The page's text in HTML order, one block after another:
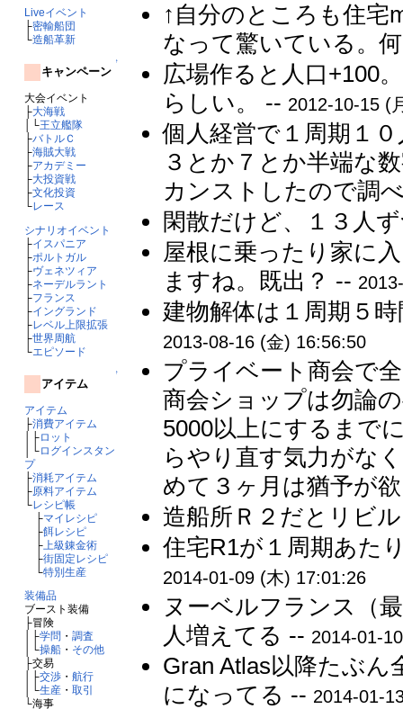
Liveイベント
├密輸船団
└造船革新
↑
キャンペーン
大会イベント
├大海戦
│└王立艦隊
├バトルＣ
├海賊大戦
├アカデミー
├大投資戦
├文化投資
└レース
シナリオイベント
├イスパニア
├ポルトガル
├ヴェネツィア
├ネーデルラント
├フランス
├イングランド
├レベル上限拡張
├世界周航
└エピソード
↑
アイテム
アイテム
├消費アイテム
│├ロット
│└ログインスタン
プ
├消耗アイテム
├原料アイテム
└レシピ帳
├マイレシピ
├餌レシピ
├上級錬金術
├街固定レシピ
└特別生産
装備品
ブースト装備
├冒険
│├学問 ・ 調査
│└操船・ その他
├交易
│├交渉・ 航行
│└生産・ 取引
└海事
↑自分のところも住宅
なって驚いている。
広場作ると人口+100
らしい。 -- 2012-10-15 (
個人経営で１周期１
３とか７とか半端な
カンストしたので調
閑散だけど、１３人
屋根に乗ったり家に
ますね。既出？ --
建物解体は１周期５
2013-08-16 (金) 16:56:50
プライベート商会で
商会ショップは勿論
5000以上にするまで
らやり直す気力がな
めて３ヶ月は猶予が
造船所Ｒ２だとリビ
住宅R1が１周期あた
2014-01-09 (木) 17:01:26
ヌーベルフランス（
人増えてる -- 2014-01-
Gran Atlas以降たぶん
になってる -- 2014-01-